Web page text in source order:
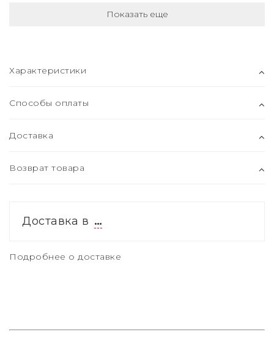
Показать еще
Характеристики
Способы оплаты
Доставка
Возврат товара
Доставка в …
Подробнее о доставке